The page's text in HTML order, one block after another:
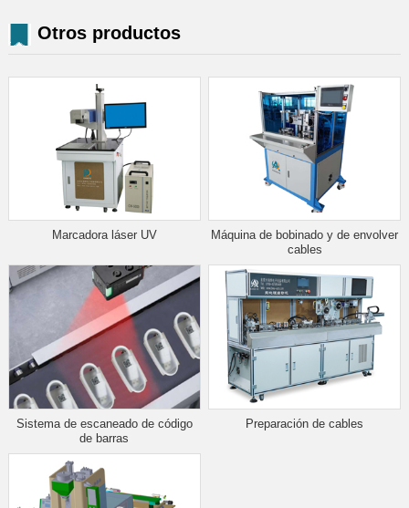
Otros productos
Marcadora láser UV
Máquina de bobinado y de envolver
cables
Sistema de escaneado de código
de barras
Preparación de cables